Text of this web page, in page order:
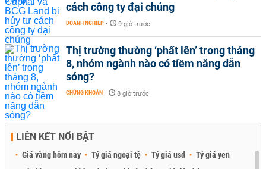
cách công ty đại chúng
DOANH NGHIỆP - 9 giờ trước
Thị trường thường ‘phất lên’ trong tháng
8, nhóm ngành nào có tiềm năng dẫn
sóng?
CHỨNG KHOÁN - 8 giờ trước
LIÊN KẾT NỔI BẬT
Giá vàng hôm nay Tỷ giá ngoại tệ Tỷ giá usd
Tỷ giá yen